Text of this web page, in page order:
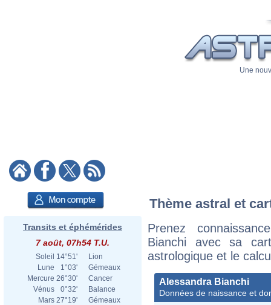
Une
Transits et éphémérides
7 août, 07h54 T.U.
Soleil 14°51'
Lion
Lune
1°03'
Gémeaux
Mercure 26°30'
Cancer
Vénus
0°32'
Balance
Mars 27°19'
Gémeaux
Thème astral et
Prenez
Bianchi avec sa
astrologique et le
Alessandra Bianchi
Données de naissance et